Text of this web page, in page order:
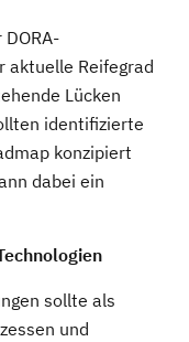
aktuelle Reifegrad
Lücken
identifizierte
konzipiert
dabei ein
sollte als
und